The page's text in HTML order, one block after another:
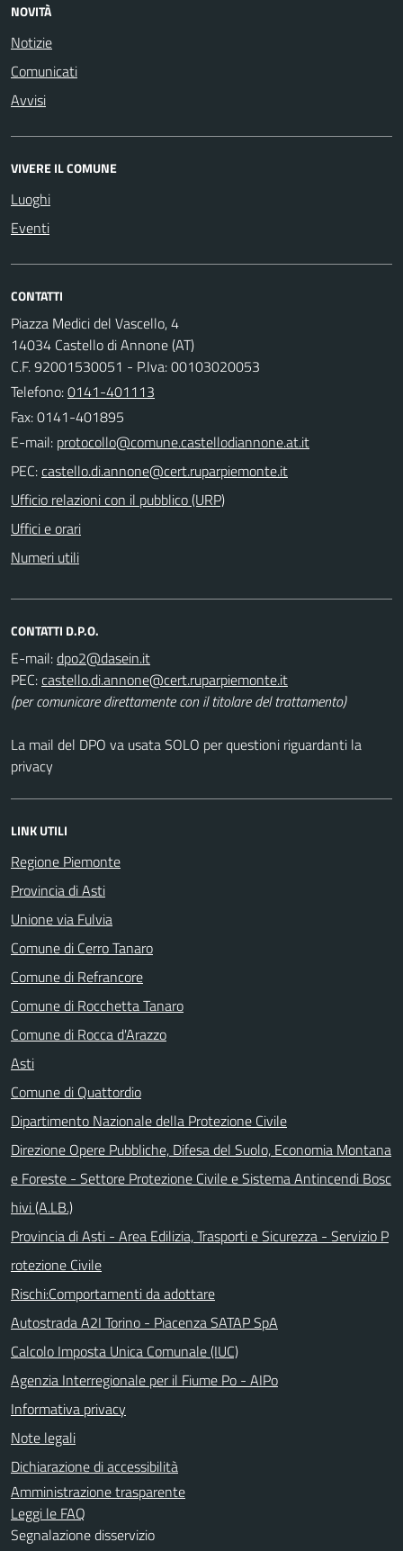
NOVITÀ
Notizie
Comunicati
Avvisi
VIVERE IL COMUNE
Luoghi
Eventi
CONTATTI
Piazza Medici del Vascello, 4
14034 Castello di Annone (AT)
C.F. 92001530051 - P.Iva: 00103020053
Telefono:0141-401113
Fax: 0141-401895
E-mail:
PEC:
Ufficio relazioni con il pubblico (URP)
Uffici e orari
Numeri utili
CONTATTI D.P.O.
E-mail:
PEC:
(per comunicare direttamente con il titolare del trattamento)
La mail del DPO va usata SOLO per questioni riguardanti la
privacy
LINK UTILI
Regione Piemonte
Provincia di Asti
Unione via Fulvia
Comune di Cerro Tanaro
Comune di Refrancore
Comune di Rocchetta Tanaro
Comune di Rocca d'Arazzo
Asti
Comune di Quattordio
Dipartimento Nazionale della Protezione Civile
Direzione Opere Pubbliche, Difesa del Suolo, Economia Montana
e Foreste - Settore Protezione Civile e Sistema Antincendi Bosc
hivi (A.LB.)
Provincia di Asti - Area Edilizia, Trasporti e Sicurezza - Servizio P
rotezione Civile
Rischi:Comportamenti da adottare
Autostrada A2I Torino - Piacenza SATAP SpA
Calcolo Imposta Unica Comunale (IUC)
Agenzia Interregionale per il Fiume Po - AIPo
Informativa privacy
Note legali
Dichiarazione di accessibilità
Amministrazione trasparente
Leggi le FAQ
Segnalazione disservizio